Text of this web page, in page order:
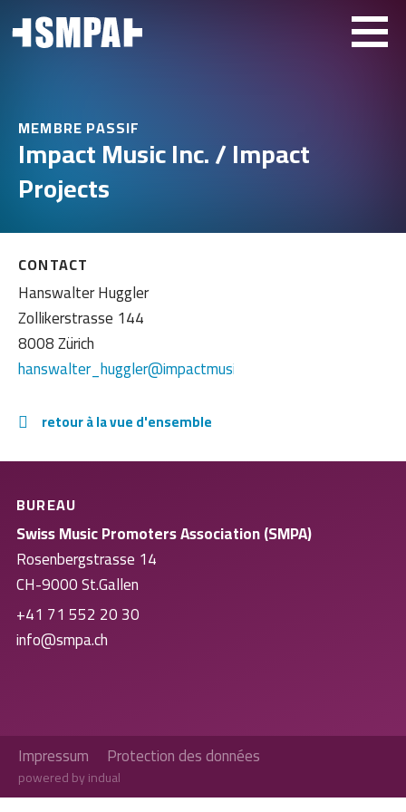
MEMBRE PASSIF
Impact Music Inc. / Impact
Projects
CONTACT
Hanswalter Huggler
Zollikerstrasse 144
8008 Zürich
hanswalter_huggler@impactmusic.ch
retour à la vue d'ensemble
BUREAU
Swiss Music Promoters Association (SMPA)
Rosenbergstrasse 14
CH-9000 St.Gallen
+41 71 552 20 30
info@smpa.ch
Impressum Protection des données
powered by indual